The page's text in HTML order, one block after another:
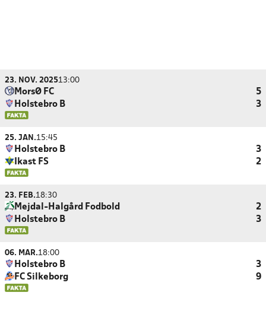
23. NOV. 202513:00
MorsØ FC
5
Holstebro B
3
25. JAN.15:45
Holstebro B
3
Ikast FS
2
23. FEB.18:30
Mejdal-Halgård Fodbold
2
Holstebro B
3
06. MAR.18:00
Holstebro B
3
FC Silkeborg
9